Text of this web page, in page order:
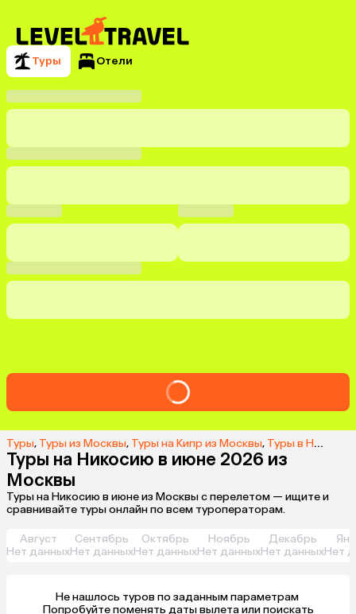
Туры Отели
Туры, Туры из Москвы, Туры на Кипр из Москвы, Туры в Никосию из Москвы
Туры на Никосию в июне 2026 из
Москвы
Туры на Никосию в июне из Москвы с перелетом — ищите и
сравнивайте туры онлайн по всем туроператорам.
Август
Нет данных
Сентябрь
Нет данных
Октябрь
Нет данных
Ноябрь
Нет данных
Декабрь
Нет данныхНет
Не нашлось туров по заданным параметрам